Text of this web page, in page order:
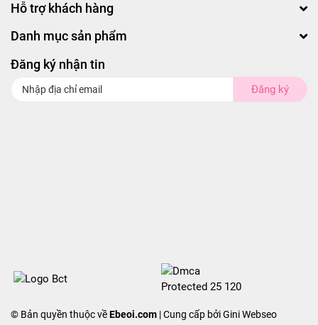
Hỗ trợ khách hàng
Danh mục sản phẩm
Đăng ký nhận tin
Đăng ký
© Bản quyền thuộc vềEbeoi.com | Cung cấp bởi Gini Webseo